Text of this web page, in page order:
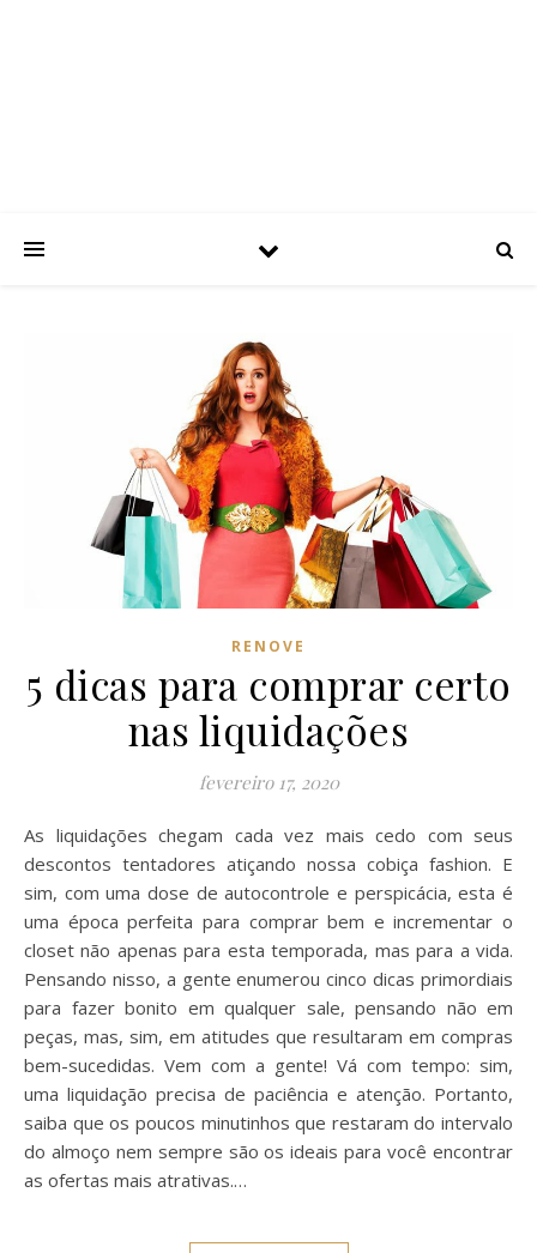
RENOVE
5 dicas para comprar certo
nas liquidações
fevereiro 17, 2020
As liquidações chegam cada vez mais cedo com seus
descontos tentadores atiçando nossa cobiça fashion. E
sim, com uma dose de autocontrole e perspicácia, esta é
uma época perfeita para comprar bem e incrementar o
closet não apenas para esta temporada, mas para a vida.
Pensando nisso, a gente enumerou cinco dicas primordiais
para fazer bonito em qualquer sale, pensando não em
peças, mas, sim, em atitudes que resultaram em compras
bem-sucedidas. Vem com a gente! Vá com tempo: sim,
uma liquidação precisa de paciência e atenção. Portanto,
saiba que os poucos minutinhos que restaram do intervalo
do almoço nem sempre são os ideais para você encontrar
as ofertas mais atrativas.…